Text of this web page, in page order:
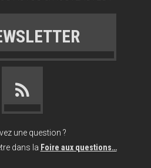
une question ?
dans la Foire aux questions…